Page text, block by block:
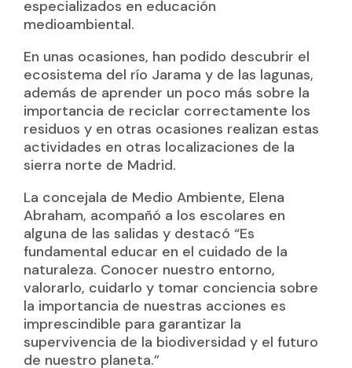
especializados en educación
medioambiental.
En unas ocasiones, han podido descubrir el
ecosistema del río Jarama y de las lagunas,
además de aprender un poco más sobre la
importancia de reciclar correctamente los
residuos y en otras ocasiones realizan estas
actividades en otras localizaciones de la
sierra norte de Madrid.
La concejala de Medio Ambiente, Elena
Abraham, acompañó a los escolares en
alguna de las salidas y destacó “Es
fundamental educar en el cuidado de la
naturaleza. Conocer nuestro entorno,
valorarlo, cuidarlo y tomar conciencia sobre
la importancia de nuestras acciones es
imprescindible para garantizar la
supervivencia de la biodiversidad y el futuro
de nuestro planeta.”